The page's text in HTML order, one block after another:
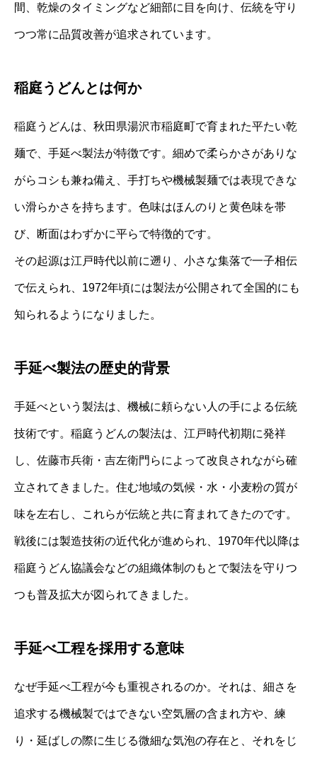
間、乾燥のタイミングなど細部に目を向け、伝統を守り
つつ常に品質改善が追求されています。
稲庭うどんとは何か
稲庭うどんは、秋田県湯沢市稲庭町で育まれた平たい乾
麺で、手延べ製法が特徴です。細めで柔らかさがありな
がらコシも兼ね備え、手打ちや機械製麺では表現できな
い滑らかさを持ちます。色味はほんのりと黄色味を帯
び、断面はわずかに平らで特徴的です。
その起源は江戸時代以前に遡り、小さな集落で一子相伝
で伝えられ、1972年頃には製法が公開されて全国的にも
知られるようになりました。
手延べ製法の歴史的背景
手延べという製法は、機械に頼らない人の手による伝統
技術です。稲庭うどんの製法は、江戸時代初期に発祥
し、佐藤市兵衛・吉左衛門らによって改良されながら確
立されてきました。住む地域の気候・水・小麦粉の質が
味を左右し、これらが伝統と共に育まれてきたのです。
戦後には製造技術の近代化が進められ、1970年代以降は
稲庭うどん協議会などの組織体制のもとで製法を守りつ
つも普及拡大が図られてきました。
手延べ工程を採用する意味
なぜ手延べ工程が今も重視されるのか。それは、細さを
追求する機械製ではできない空気層の含まれ方や、練
り・延ばしの際に生じる微細な気泡の存在と、それをじ